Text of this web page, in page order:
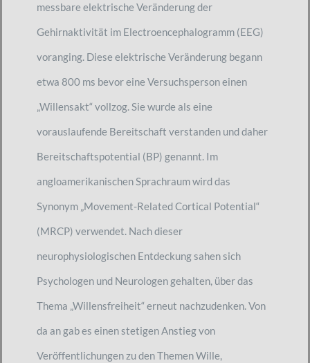
messbare elektrische Veränderung der
Gehirnaktivität im Electroencephalogramm (EEG)
voranging. Diese elektrische Veränderung begann
etwa 800 ms bevor eine Versuchsperson einen
„Willensakt“ vollzog. Sie wurde als eine
vorauslaufende Bereitschaft verstanden und daher
Bereitschaftspotential (BP) genannt. Im
angloamerikanischen Sprachraum wird das
Synonym „Movement-Related Cortical Potential“
(MRCP) verwendet. Nach dieser
neurophysiologischen Entdeckung sahen sich
Psychologen und Neurologen gehalten, über das
Thema „Willensfreiheit“ erneut nachzudenken. Von
da an gab es einen stetigen Anstieg von
Veröffentlichungen zu den Themen Wille,